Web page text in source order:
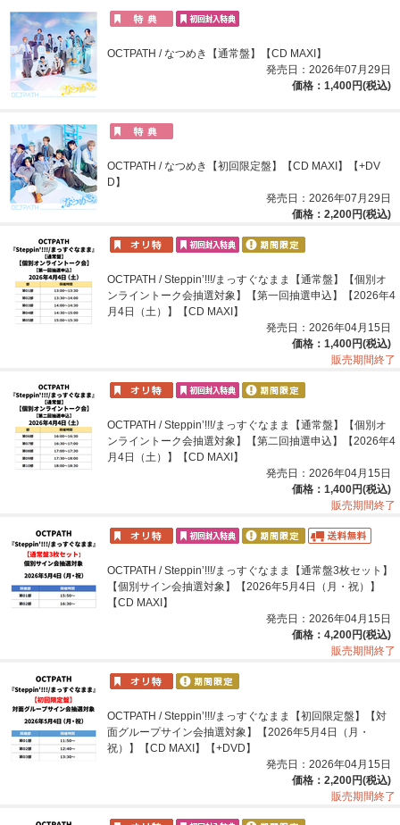
OCTPATH / なつめき【通常盤】【CD MAXI】
発売日：2026年07月29日
価格：1,400円(税込)
OCTPATH / なつめき【初回限定盤】【CD MAXI】【+DV
D】
発売日：2026年07月29日
価格：2,200円(税込)
OCTPATH / Steppin’!!!/まっすぐなまま【通常盤】【個別オ
ンライントーク会抽選対象】【第一回抽選申込】【2026年4
月4日（土）】【CD MAXI】
発売日：2026年04月15日
価格：1,400円(税込)
販売期間終了
OCTPATH / Steppin’!!!/まっすぐなまま【通常盤】【個別オ
ンライントーク会抽選対象】【第二回抽選申込】【2026年4
月4日（土）】【CD MAXI】
発売日：2026年04月15日
価格：1,400円(税込)
販売期間終了
OCTPATH / Steppin’!!!/まっすぐなまま【通常盤3枚セット】
【個別サイン会抽選対象】【2026年5月4日（月・祝）】
【CD MAXI】
発売日：2026年04月15日
価格：4,200円(税込)
販売期間終了
OCTPATH / Steppin’!!!/まっすぐなまま【初回限定盤】【対
面グループサイン会抽選対象】【2026年5月4日（月・
祝）】【CD MAXI】【+DVD】
発売日：2026年04月15日
価格：2,200円(税込)
販売期間終了